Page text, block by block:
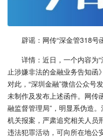
辟谣：网传“深金管318号
详情：近日，一个内容为
止涉嫌非法的金融业务告知函
对此，“深圳金融”微信公众号
未制作及发布上述函件。网传
融监督管理局”，明显系伪造
机关报案，严肃追究相关人员
违法犯罪活动，可向所在地公